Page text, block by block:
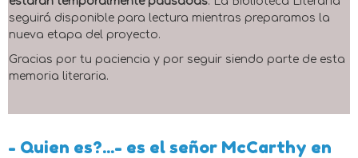
seguirá disponible para lectura mientras preparamos la
nueva etapa del proyecto.
Gracias por tu paciencia y por seguir siendo parte de esta
memoria literaria.
- Quien es?...- es el señor McCarthy en